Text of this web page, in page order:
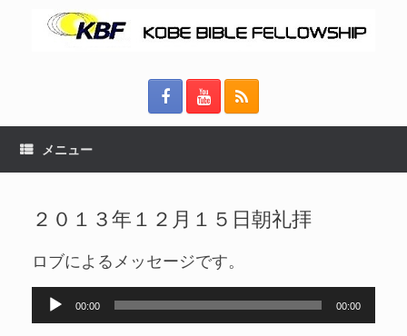
メニュー
２０１３年１２月１５日朝礼拝
ロブによるメッセージです。
00:00 00:00